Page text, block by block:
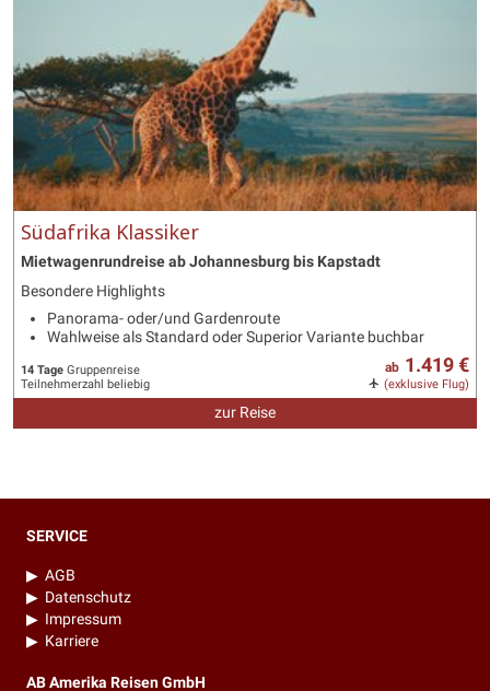
Südafrika Klassiker
Mietwagenrundreise ab Johannesburg bis Kapstadt
Besondere Highlights
Panorama- oder/und Gardenroute
Wahlweise als Standard oder Superior Variante buchbar
14 Tage Gruppenreise
Teilnehmerzahl beliebig
ab 1.419 €
(exklusive Flug)
zur Reise
SERVICE
▶ AGB
▶ Datenschutz
▶ Impressum
▶ Karriere
AB Amerika Reisen GmbH